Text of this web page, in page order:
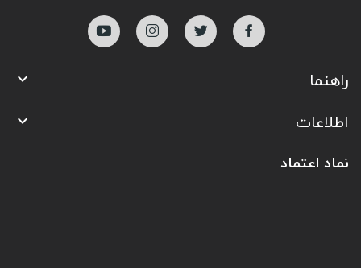
راهنما 
اطلاعات 
نماد اعتماد